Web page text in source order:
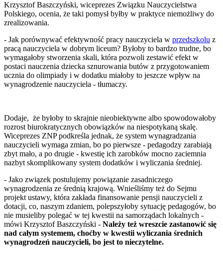
Krzysztof Baszczyński, wiceprezes Związku Nauczycielstwa
Polskiego, ocenia, że taki pomysł byłby w praktyce niemożliwy do
zrealizowania.
- Jak porównywać efektywność pracy nauczyciela w przedszkolu z
pracą nauczyciela w dobrym liceum? Byłoby to bardzo trudne, bo
wymagałoby stworzenia skali, która pozwoli zestawić efekt w
postaci nauczenia dziecka sznurowania butów z przygotowaniem
ucznia do olimpiady i w dodatku miałoby to jeszcze wpływ na
wynagrodzenie nauczyciela - tłumaczy.
Dodaje, że byłoby to skrajnie nieobiektywne albo spowodowałoby
rozrost biurokratycznych obowiązków na niespotykaną skalę.
Wiceprezes ZNP podkreśla jednak, że system wynagradzania
nauczycieli wymaga zmian, bo po pierwsze - pedagodzy zarabiają
zbyt mało, a po drugie - kwestię ich zarobków mocno zaciemnia
nazbyt skomplikowany system dodatków i wyliczania średniej.
- Jako związek postulujemy powiązanie zasadniczego
wynagrodzenia ze średnią krajową. Wnieśliśmy też do Sejmu
projekt ustawy, która zakłada finansowanie pensji nauczycieli z
dotacji, co, naszym zdaniem, polepszyłoby sytuację pedagogów, bo
nie musieliby polegać w tej kwestii na samorządach lokalnych -
mówi Krzysztof Baszczyński - Należy też wreszcie zastanowić się
nad całym systemem, choćby w kwestii wyliczania średnich
wynagrodzeń nauczycieli, bo jest to nieczytelne.